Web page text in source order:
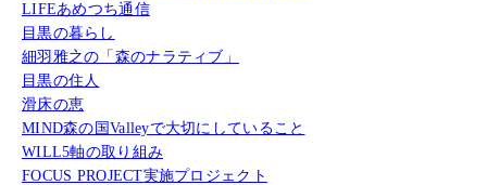
LIFEあめつち通信
目黒の暮らし
細羽雅之の「森のナラティブ」
目黒の住人
滑床の恵
MIND森の国Valleyで大切にしていること
WILL5軸の取り組み
FOCUS PROJECT実施プロジェクト